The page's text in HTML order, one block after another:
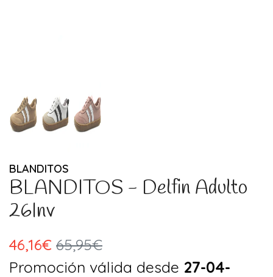
BLANDITOS
BLANDITOS - Delfin Adulto
26Inv
46,16€ 65,95€
Promoción válida desde 27-04-